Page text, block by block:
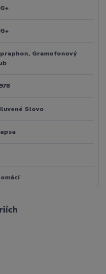
Gramofonový
Slovo